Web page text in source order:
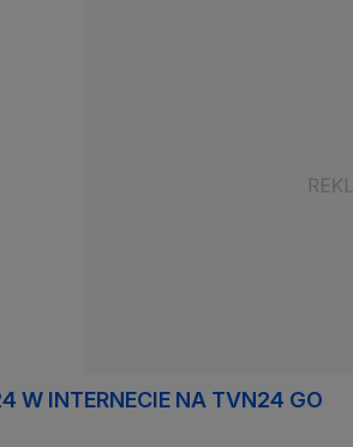
W INTERNECIE NA TVN24 GO